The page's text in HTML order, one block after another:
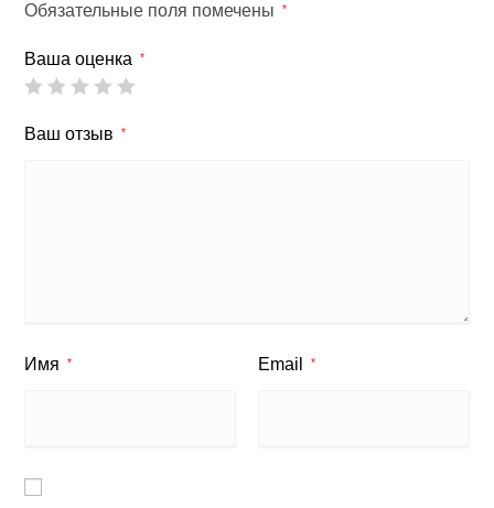
Обязательные поля помечены
*
Ваша оценка *
Ваш отзыв *
Имя * Email *